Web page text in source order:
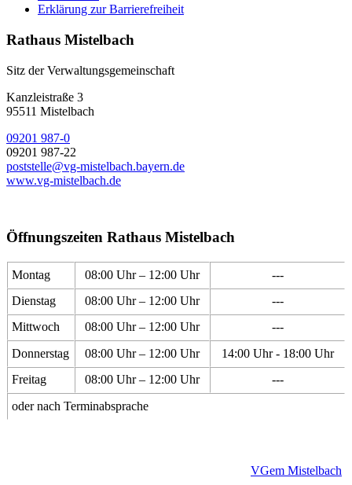
Erklärung zur Barrierefreiheit
Rathaus Mistelbach
Sitz der Verwaltungsgemeinschaft
Kanzleistraße 3
95511 Mistelbach
09201 987-0
09201 987-22
poststelle@vg-mistelbach.bayern.de
www.vg-mistelbach.de
Öffnungszeiten Rathaus Mistelbach
Montag 08:00 Uhr – 12:00 Uhr
---
Dienstag
08:00 Uhr – 12:00 Uhr
---
Mittwoch
08:00 Uhr – 12:00 Uhr
---
Donnerstag
08:00 Uhr – 12:00 Uhr
14:00 Uhr - 18:00 Uhr
Freitag
08:00 Uhr – 12:00 Uhr
---
oder nach Terminabsprache
VGem Mistelbach